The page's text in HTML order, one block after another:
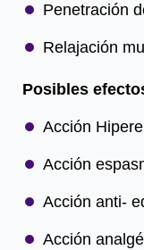
Penetración
Relajación
Posibles
Acción
Acción
Acción anti-
Acción